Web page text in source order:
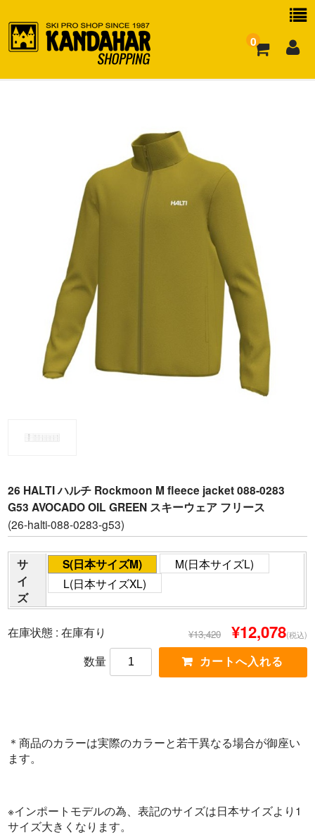
0
26 HALTI ハルチ Rockmoon M fleece jacket 088-0283
G53 AVOCADO OIL GREEN スキーウェア フリース
(26-halti-088-0283-g53)
サ
イ
ズ
S(日本サイズM)
M(日本サイズL)
L(日本サイズXL)
在庫状態 :在庫有り ¥13,420 ¥12,078(税込)
数量
＊商品のカラーは実際のカラーと若干異なる場合が御座い
ます。
※インポートモデルの為、表記のサイズは日本サイズより1
サイズ大きくなります。